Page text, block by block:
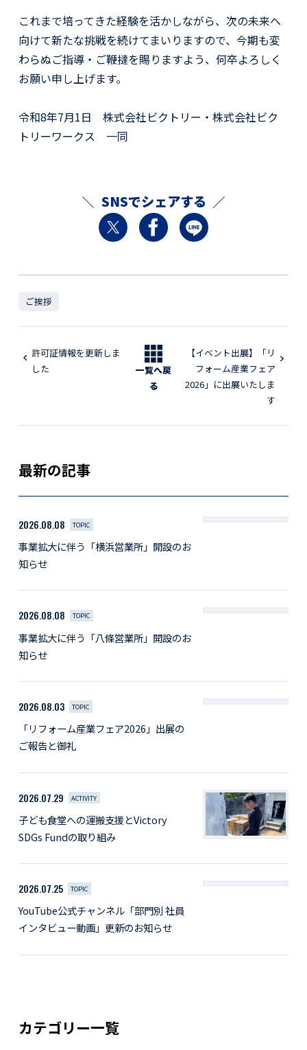
これまで培ってきた経験を活かしながら、次の未来へ
向けて新たな挑戦を続けてまいりますので、今期も変
わらぬご指導・ご鞭撻を賜りますよう、何卒よろしく
お願い申し上げます。
令和8年7月1日 株式会社ビクトリー・株式会社ビク
トリーワークス 一同
SNSでシェアする
ご挨拶
許可証情報を更新しま
した
一覧へ戻
る
【イベント出展】「リ
フォーム産業フェア
2026」に出展いたしま
す
最新の記事
2026.08.08 TOPIC
事業拡大に伴う「横浜営業所」開設のお
知らせ
2026.08.08 TOPIC
事業拡大に伴う「八條営業所」開設のお
知らせ
2026.08.03 TOPIC
「リフォーム産業フェア2026」出展の
ご報告と御礼
2026.07.29 ACTIVITY
子ども食堂への運搬支援とVictory
SDGs Fundの取り組み
2026.07.25 TOPIC
YouTube公式チャンネル「部門別 社員
インタビュー動画」更新のお知らせ
カテゴリー一覧